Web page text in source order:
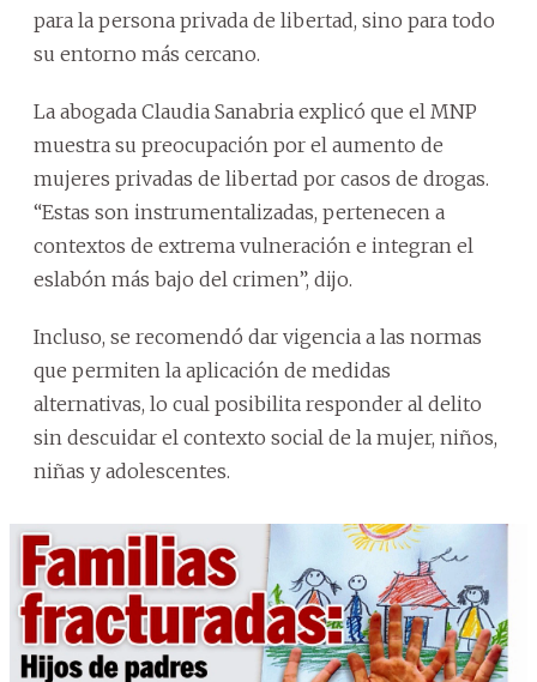
para la persona privada de libertad, sino para todo
su entorno más cercano.
La abogada Claudia Sanabria explicó que el MNP
muestra su preocupación por el aumento de
mujeres privadas de libertad por casos de drogas.
“Estas son instrumentalizadas, pertenecen a
contextos de extrema vulneración e integran el
eslabón más bajo del crimen”, dijo.
Incluso, se recomendó dar vigencia a las normas
que permiten la aplicación de medidas
alternativas, lo cual posibilita responder al delito
sin descuidar el contexto social de la mujer, niños,
niñas y adolescentes.